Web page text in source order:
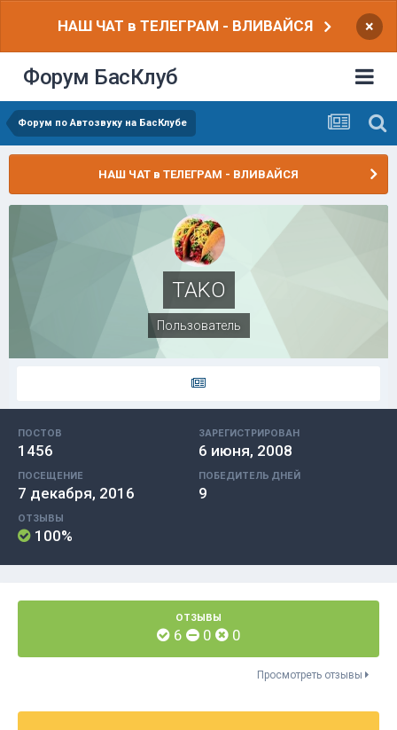
НАШ ЧАТ в ТЕЛЕГРАМ - ВЛИВАЙСЯ ×
Форум БасКлуб
Форум по Автозвуку на БасКлубе
НАШ ЧАТ в ТЕЛЕГРАМ - ВЛИВАЙСЯ
TAKO
Пользователь
ПОСТОВ
1456
ЗАРЕГИСТРИРОВАН
6 июня, 2008
ПОСЕЩЕНИЕ
7 декабря, 2016
ПОБЕДИТЕЛЬ ДНЕЙ
9
ОТЗЫВЫ
100%
ОТЗЫВЫ
6 0 0
Просмотреть отзывы